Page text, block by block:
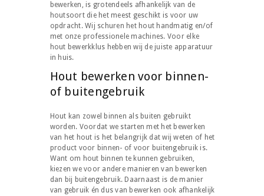
bewerken, is grotendeels afhankelijk van de
houtsoort die het meest geschikt is voor uw
opdracht. Wij schuren het hout handmatig en/of
met onze professionele machines. Voor elke
hout bewerkklus hebben wij de juiste apparatuur
in huis.
Hout bewerken voor binnen-
of buitengebruik
Hout kan zowel binnen als buiten gebruikt
worden. Voordat we starten met het bewerken
van het hout is het belangrijk dat wij weten of het
product voor binnen- of voor buitengebruik is.
Want om hout binnen te kunnen gebruiken,
kiezen we voor andere manieren van bewerken
dan bij buitengebruik. Daarnaast is de manier
van gebruik én dus van bewerken ook afhankelijk